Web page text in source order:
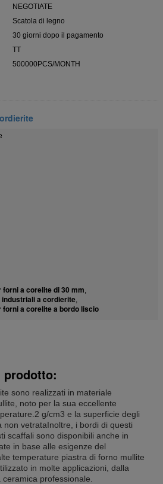
NEGOTIATE
Scatola di legno
30 giorni dopo il pagamento
TT
500000PCS/MONTH
a corelite di 30 mm,
industriali a cordierite,
a corelite a bordo liscio
prodotto:
sono realizzati in materiale
noto per la sua eccellente
g/cm3 e la superficie degli
non vetrataInoltre, i bordi di questi
scaffali sono disponibili anche in
in base alle esigenze del
temperature piastra di forno mullite
in molte applicazioni, dalla
professionale.